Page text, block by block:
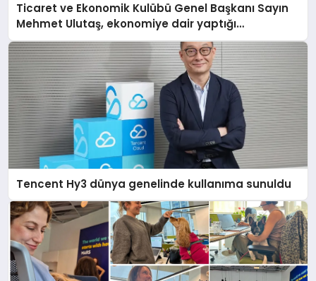
Ticaret ve Ekonomik Kulübü Genel Başkanı Sayın
Mehmet Ulutaş, ekonomiye dair yaptığı
açıklamada şunları kaydetti:
Tencent Hy3 dünya genelinde kullanıma sunuldu